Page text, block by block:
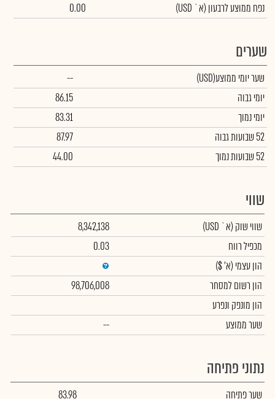
נפח ממוצע לרבעון (א` USD)
0.00
שערים
שער יומי ממוצע(USD)
--
יומי גבוה
86.15
יומי נמוך
83.31
52 שבועות גבוה
87.97
52 שבועות נמוך
44.00
שווי
שווי שוק (א` USD)
8,342,138
מכפיל רווח
0.03
הון עצמי (א' $)
הון רשום למסחר
98,706,008
הון מונפק ונפרע
שער ממוצע
--
נתוני פתיחה
שער פתיחה 83.98